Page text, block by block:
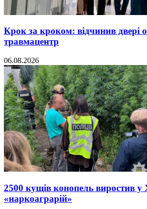
Крок за кроком: відчинив двері
травмацентр
06.08.2026
2500 кущів конопель виростив
«наркоаграрій»